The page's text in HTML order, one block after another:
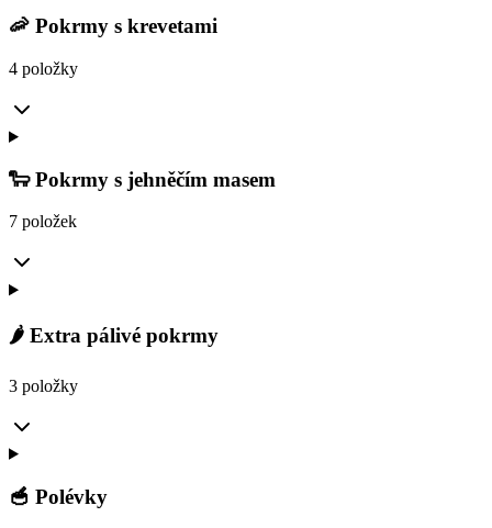
🦐 Pokrmy s krevetami
4 položky
🐑 Pokrmy s jehněčím masem
7 položek
🌶️ Extra pálivé pokrmy
3 položky
🥣 Polévky